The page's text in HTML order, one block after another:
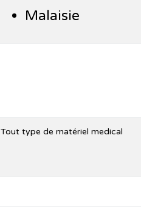
Malaisie
Tout type de matériel medical